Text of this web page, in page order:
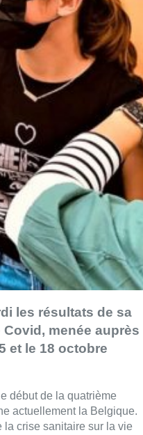
les résultats de sa
menée auprès
et le 18 octobre
début de la quatrième
actuellement la Belgique.
la crise sanitaire sur la vie